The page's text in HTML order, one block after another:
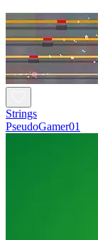
Strings
PseudoGamer01